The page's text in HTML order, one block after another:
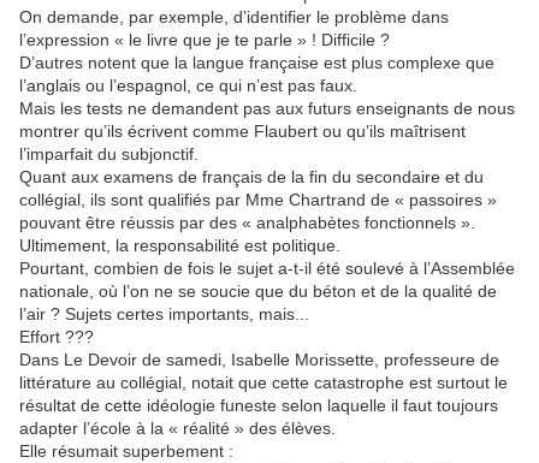
On demande, par exemple, d’identifier le problème dans
l’expression « le livre que je te parle » ! Difficile ?
D’autres notent que la langue française est plus complexe que
l’anglais ou l’espagnol, ce qui n’est pas faux.
Mais les tests ne demandent pas aux futurs enseignants de nous
montrer qu’ils écrivent comme Flaubert ou qu’ils maîtrisent
l’imparfait du subjonctif.
Quant aux examens de français de la fin du secondaire et du
collégial, ils sont qualifiés par Mme Chartrand de « passoires »
pouvant être réussis par des « analphabètes fonctionnels ».
Ultimement, la responsabilité est politique.
Pourtant, combien de fois le sujet a-t-il été soulevé à l’Assemblée
nationale, où l’on ne se soucie que du béton et de la qualité de
l’air ? Sujets certes importants, mais...
Effort ???
Dans Le Devoir de samedi, Isabelle Morissette, professeure de
littérature au collégial, notait que cette catastrophe est surtout le
résultat de cette idéologie funeste selon laquelle il faut toujours
adapter l’école à la « réalité » des élèves.
Elle résumait superbement :